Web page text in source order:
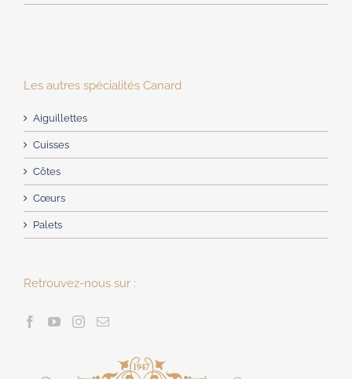
Les autres spécialités Canard
Aiguillettes
Cuisses
Côtes
Cœurs
Palets
Retrouvez-nous sur :